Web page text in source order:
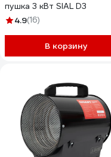
пушка 3 кВт SIAL D3
4.9(16)
В корзину